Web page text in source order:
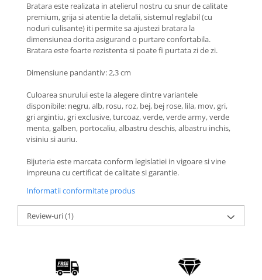
Coliere cu Zodii
Coliere cu Flori
Coliere cu Animale
Coliere cu Molecule
Coliere Diverse
BRĂȚĂRI CU ȘNUR REGLABIL
Brățări din Aur cu șnur reglabil
Brățări din Argint cu șnur reglabil
Brățări din Aur cu pietre
semiprețioase
Brățări din Argint cu pietre
Brățări elastice cu pietre
semiprețioase
Brățări de picior din Aur
Brățări de picior din Argint
Bratara este realizata in atelierul nostru cu snur de calitate
premium, grija si atentie la detalii, sistemul reglabil (cu
noduri culisante) iti permite sa ajustezi bratara la
dimensiunea dorita asigurand o purtare confortabila.
Bratara este foarte rezistenta si poate fi purtata zi de zi.
Dimensiune pandantiv: 2,3 cm
Culoarea snurului este la alegere dintre variantele
disponibile: negru, alb, rosu, roz, bej, bej rose, lila, mov, gri,
gri argintiu, gri exclusive, turcoaz, verde, verde army, verde
menta, galben, portocaliu, albastru deschis, albastru inchis,
visiniu si auriu.
Bijuteria este marcata conform legislatiei in vigoare si vine
impreuna cu certificat de calitate si garantie.
Informatii conformitate produs
Review-uri(1)